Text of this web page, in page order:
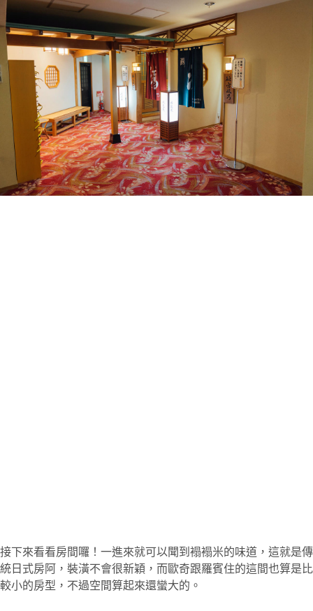
接下來看看房間囉！一進來就可以聞到褟褟米的味道，這就是傳
統日式房阿，裝潢不會很新穎，而歐奇跟羅賓住的這間也算是比
較小的房型，不過空間算起來還蠻大的。